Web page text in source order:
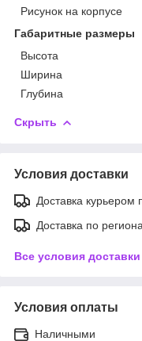
Рисунок на корпусе
Габаритные размеры
Высота
Ширина
Глубина
Скрыть
Условия доставки
Доставка курьером
Доставка по
Все условия доставки
Условия оплаты
Наличными